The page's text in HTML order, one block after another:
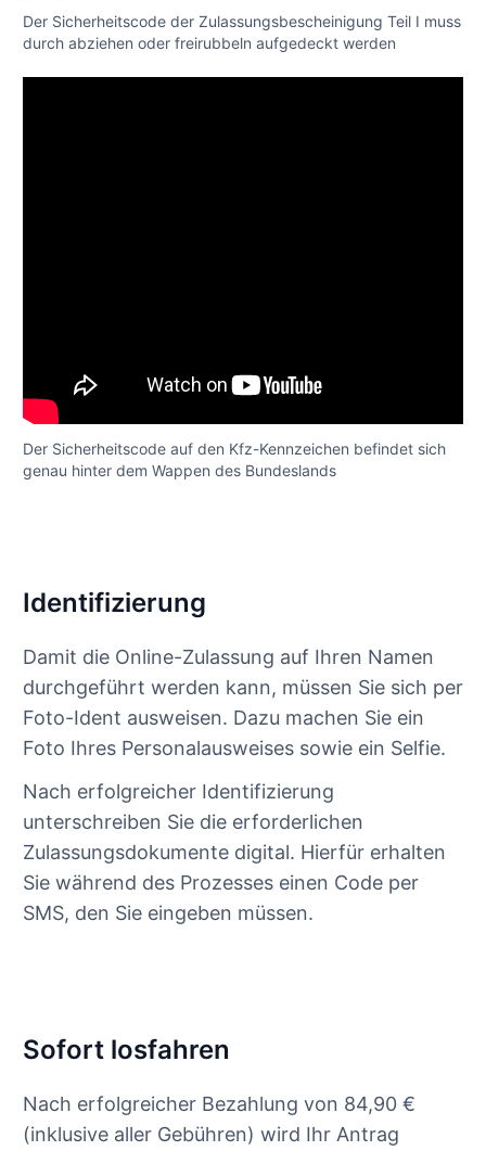
Der Sicherheitscode der Zulassungsbescheinigung Teil I muss
durch abziehen oder freirubbeln aufgedeckt werden
Der Sicherheitscode auf den Kfz-Kennzeichen befindet sich
genau hinter dem Wappen des Bundeslands
Identifizierung
Damit die Online-Zulassung auf Ihren Namen
durchgeführt werden kann, müssen Sie sich per
Foto-Ident ausweisen. Dazu machen Sie ein
Foto Ihres Personalausweises sowie ein Selfie.
Nach erfolgreicher Identifizierung
unterschreiben Sie die erforderlichen
Zulassungsdokumente digital. Hierfür erhalten
Sie während des Prozesses einen Code per
SMS, den Sie eingeben müssen.
Sofort losfahren
Nach erfolgreicher Bezahlung von 84,90 €
(inklusive aller Gebühren) wird Ihr Antrag